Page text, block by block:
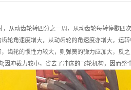
从动齿轮转四分之一周，从动齿轮每转停歇
轮角速度增大，从动齿轮的角速度亦增大，运
齿轮的惯性力较大，则弹簧的弹力应加大，反
冲裁力较小，省去了冲床的飞轮机构，因而整